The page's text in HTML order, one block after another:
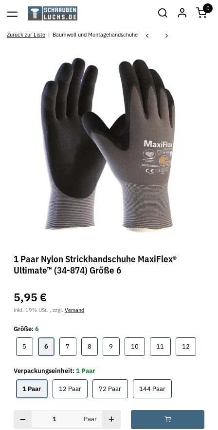
0
Zurück zur Liste Baumwoll und Montagehandschuhe
1 Paar Nylon Strickhandschuhe MaxiFlex®
Ultimate™ (34-874) Größe 6
5,95 €
inkl. 19% USt. , zzgl. Versand
Größe: 6
5 66 7 88 9 1010 1111 1212
Verpackungseinheit: 1 Paar
1 Paar1 Paar 12 Paar12 Paar72 Paar72 Paar144 Paar144 Paar
Paar